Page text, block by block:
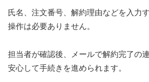
氏名、注文番号、解約理由などを入力
操作は必要ありません。
担当者が確認後、メールで解約完了の
安心して手続きを進められます。